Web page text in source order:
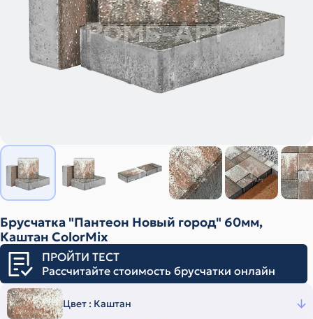
Брусчатка "Пантеон Новый город" 60мм,
Каштан ColorMix
ПРОЙТИ ТЕСТ
Рассчитайте стоимость брусчатки онлайн
Цвет : Каштан